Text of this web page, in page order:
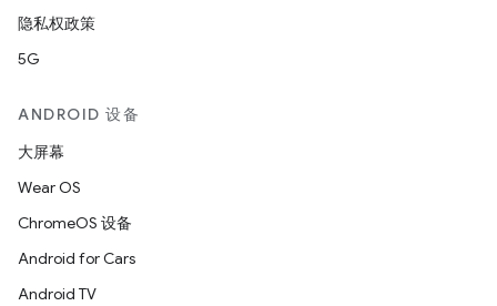
隐私权政策
5G
ANDROID 设备
大屏幕
Wear OS
ChromeOS 设备
Android for Cars
Android TV